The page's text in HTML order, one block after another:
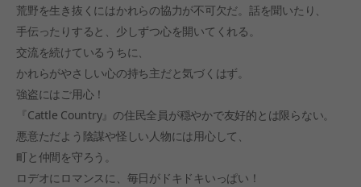
荒野を生き抜くにはかれらの協力が不可欠だ。話を聞いたり、
手伝ったりすると、少しずつ心を開いてくれる。
交流を続けているうちに、
かれらがやさしい心の持ち主だと気づくはず。
強盗にはご用心！
『Cattle Country』の住民全員が穏やかで友好的とは限らない。
悪意ただよう陰謀や怪しい人物には用心して、
町と仲間を守ろう。
ロデオにロマンスに、毎日がドキドキいっぱい！